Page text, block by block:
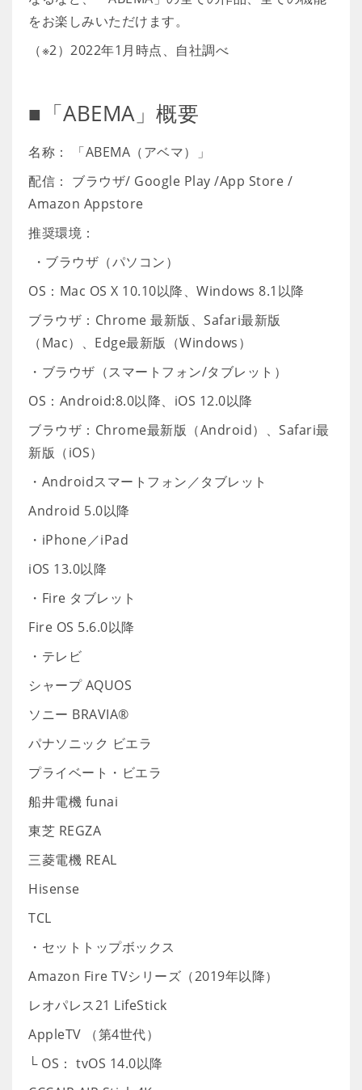
をお楽しみいただけます。
（※2）2022年1月時点、自社調べ
■「ABEMA」概要
名称： 「ABEMA（アベマ）」
配信： ブラウザ/ Google Play /App Store /
Amazon Appstore
推奨環境：
・ブラウザ（パソコン）
OS：Mac OS X 10.10以降、Windows 8.1以降
ブラウザ：Chrome 最新版、Safari最新版
（Mac）、Edge最新版（Windows）
・ブラウザ（スマートフォン/タブレット）
OS：Android:8.0以降、iOS 12.0以降
ブラウザ：Chrome最新版（Android）、Safari最
新版（iOS）
・Androidスマートフォン／タブレット
Android 5.0以降
・iPhone／iPad
iOS 13.0以降
・Fire タブレット
Fire OS 5.6.0以降
・テレビ
シャープ AQUOS
ソニー BRAVIA®
パナソニック ビエラ
プライベート・ビエラ
船井電機 funai
東芝 REGZA
三菱電機 REAL
Hisense
TCL
・セットトップボックス
Amazon Fire TVシリーズ（2019年以降）
レオパレス21 LifeStick
AppleTV （第4世代）
└ OS： tvOS 14.0以降